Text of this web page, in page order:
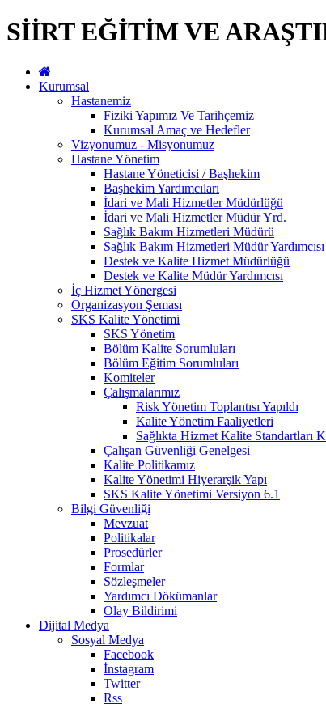
SİİRT EĞİTİM VE
Kurumsal
Hastanemiz
Fiziki Yapımız Ve Tarihçemiz
Kurumsal Amaç ve Hedefler
Vizyonumuz - Misyonumuz
Hastane Yönetim
Hastane Yöneticisi / Başhekim
Başhekim Yardımcıları
İdari ve Mali Hizmetler Müdürlüğü
İdari ve Mali Hizmetler Müdür Yrd.
Sağlık Bakım Hizmetleri Müdürü
Sağlık Bakım Hizmetleri Müdür Yardımcısı
Destek ve Kalite Hizmet Müdürlüğü
Destek ve Kalite Müdür Yardımcısı
İç Hizmet Yönergesi
Organizasyon Şeması
SKS Kalite Yönetimi
SKS Yönetim
Bölüm Kalite Sorumluları
Bölüm Eğitim Sorumluları
Komiteler
Çalışmalarımız
Risk Yönetim Toplantısı Yapıldı
Kalite Yönetim Faaliyetleri
Sağlıkta Hizmet Kalite Standartları
Çalışan Güvenliği Genelgesi
Kalite Politikamız
Kalite Yönetimi Hiyerarşik Yapı
SKS Kalite Yönetimi Versiyon 6.1
Bilgi Güvenliği
Mevzuat
Politikalar
Prosedürler
Formlar
Sözleşmeler
Yardımcı Dökümanlar
Olay Bildirimi
Dijital Medya
Sosyal Medya
Facebook
İnstagram
Twitter
Rss